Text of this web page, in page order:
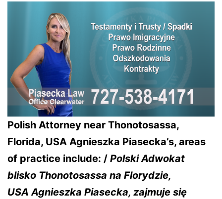
Polish Attorney near Thonotosassa,
Florida, USA Agnieszka Piasecka’s, areas
of practice include: / Polski Adwokat
blisko Thonotosassa na Florydzie,
USAAgnieszka Piasecka, zajmuje się